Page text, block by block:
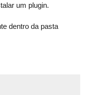
um plugin.
dentro da pasta